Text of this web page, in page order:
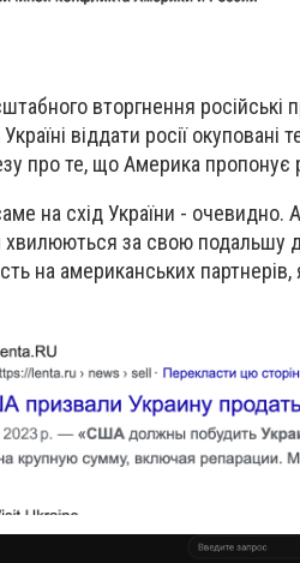
вторгнення
віддати росії окуповані
про те, що Америка пропонує
на схід України - очевидно.
хвилюються за свою подальшу
на американських